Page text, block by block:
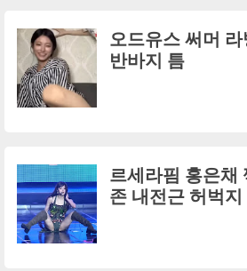
오드유스 써머
반바지 틈
르세라핌 홍은채
존 내전근 허벅